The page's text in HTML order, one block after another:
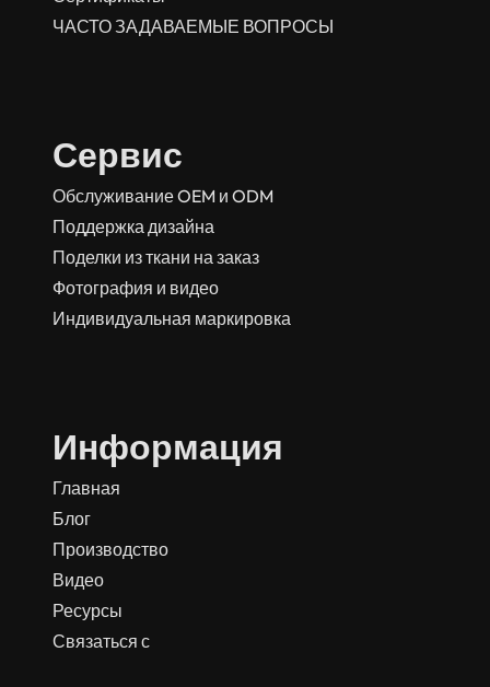
ЧАСТО ЗАДАВАЕМЫЕ ВОПРОСЫ
Сервис
Обслуживание OEM и ODM
Поддержка дизайна
Поделки из ткани на заказ
Фотография и видео
Индивидуальная маркировка
Информация
Главная
Блог
Производство
Видео
Ресурсы
Связаться с